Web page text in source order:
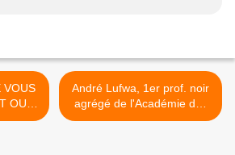
OU
André Lufwa, 1er prof. noir
agrégé de l'Académie des
Beaux Arts >